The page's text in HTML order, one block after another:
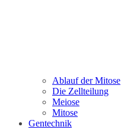
Ablauf der Mitose
Die Zellteilung
Meiose
Mitose
Gentechnik